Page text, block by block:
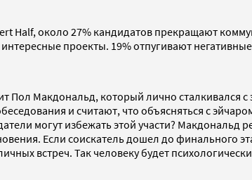
Half, около 27% кандидатов прекращают
проекты. 19% отпугивают
Пол Макдональд, который лично сталкивался
и считают, что объясняться с
могут избежать этой участи? Макдональд
Если соискатель дошел до финального
встреч. Так человеку будет